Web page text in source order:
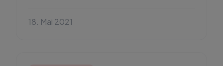
18. Mai 2021